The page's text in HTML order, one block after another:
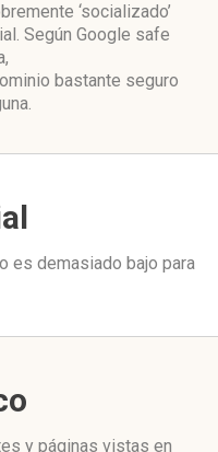
‘socializado’
Según Google safe
bastante seguro
es demasiado bajo para
y páginas vistas en